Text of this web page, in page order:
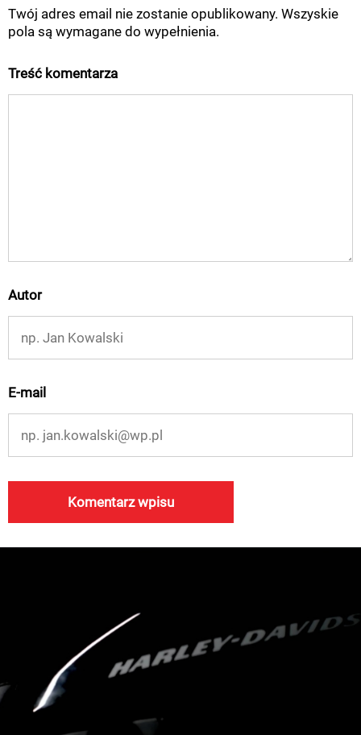
Twój adres email nie zostanie opublikowany. Wszyskie
pola są wymagane do wypełnienia.
Treść komentarza
Autor
E-mail